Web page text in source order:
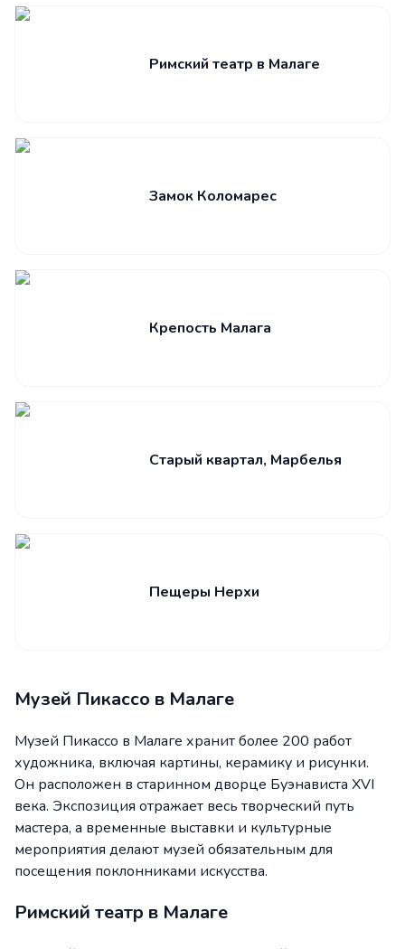
Римский театр в Малаге
Замок Коломарес
Крепость Малага
Старый квартал, Марбелья
Пещеры Нерхи
Музей Пикассо в Малаге
Музей Пикассо в Малаге хранит более 200 работ
художника, включая картины, керамику и рисунки.
Он расположен в старинном дворце Буэнависта XVI
века. Экспозиция отражает весь творческий путь
мастера, а временные выставки и культурные
мероприятия делают музей обязательным для
посещения поклонниками искусства.
Римский театр в Малаге